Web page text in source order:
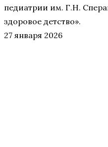
педиатрии им. Г.Н.
здоровое детство».
27 января 2026